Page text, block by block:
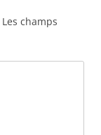
Les champs